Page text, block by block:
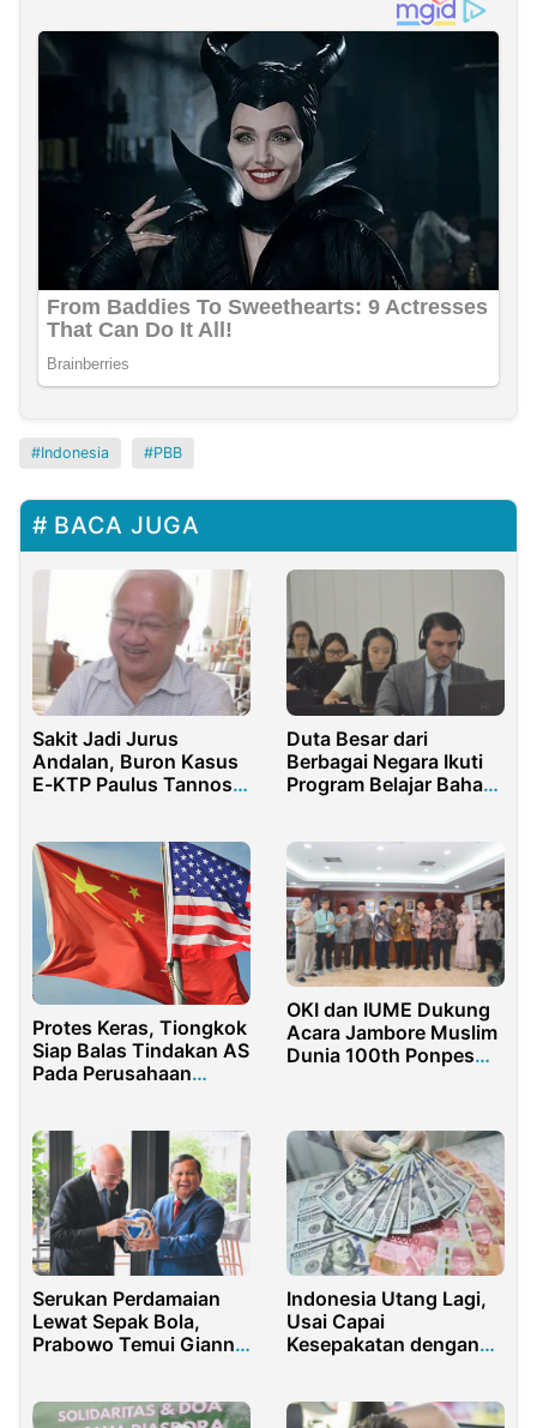
Indonesia PBB
BACA JUGA
Sakit Jadi Jurus
Andalan, Buron Kasus
E-KTP Paulus Tannos
Duta Besar dari
Berbagai Negara Ikuti
Program Belajar Bahasa
Protes Keras, Tiongkok
Siap Balas Tindakan AS
Pada Perusahaan
OKI dan IUME Dukung
Acara Jambore Muslim
Dunia 100th Ponpes
Serukan Perdamaian
Lewat Sepak Bola,
Prabowo Temui Gianni
Indonesia Utang Lagi,
Usai Capai
Kesepakatan dengan